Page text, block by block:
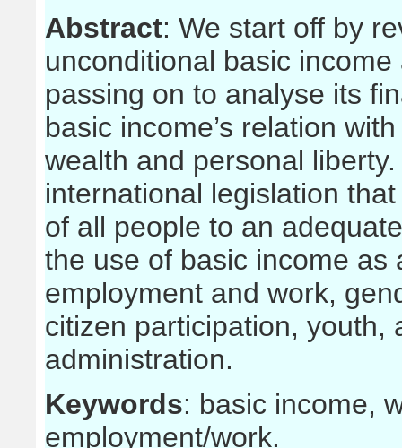
Abstract: We start off by
unconditional basic
passing on to analyse its
basic income’s relation
wealth and personal
international legislation
of all people to an
the use of basic income as
employment and work,
citizen participation, youth,
administration.
Keywords: basic income,
employment/work.